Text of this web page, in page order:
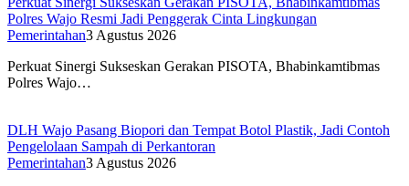
Polres Wajo Resmi Jadi Penggerak Cinta Lingkungan
Pemerintahan3 Agustus 2026
Perkuat Sinergi Sukseskan Gerakan PISOTA, Bhabinkamtibmas
Polres Wajo…
DLH Wajo Pasang Biopori dan Tempat Botol Plastik, Jadi Contoh
Pengelolaan Sampah di Perkantoran
Pemerintahan3 Agustus 2026